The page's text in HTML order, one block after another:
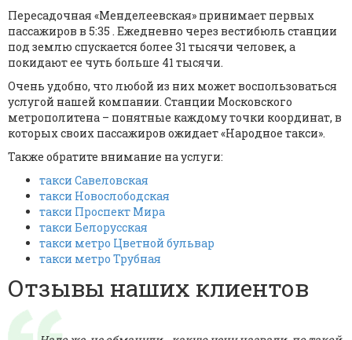
Пересадочная «Менделеевская» принимает первых
пассажиров в 5:35 . Ежедневно через вестибюль станции
под землю спускается более 31 тысячи человек, а
покидают ее чуть больше 41 тысячи.
Очень удобно, что любой из них может воспользоваться
услугой нашей компании. Станции Московского
метрополитена – понятные каждому точки координат, в
которых своих пассажиров ожидает «Народное такси».
Также обратите внимание на услуги:
такси Савеловская
такси Новослободская
такси Проспект Мира
такси Белорусская
такси метро Цветной бульвар
такси метро Трубная
Отзывы наших клиентов